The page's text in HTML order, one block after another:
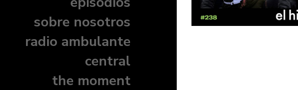
sobre nosotros
radio ambulante
central
the moment